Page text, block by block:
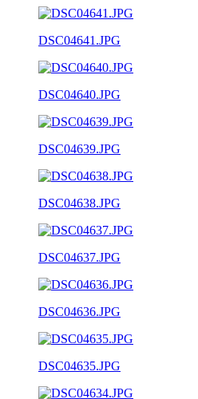
DSC04641.JPG
DSC04640.JPG
DSC04639.JPG
DSC04638.JPG
DSC04637.JPG
DSC04636.JPG
DSC04635.JPG